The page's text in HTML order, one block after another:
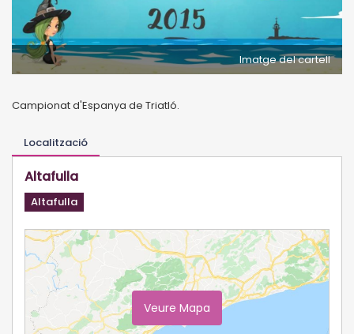
Imatge del cartell
Campionat d'Espanya de Triatló.
Localització
Altafulla
Altafulla
Veure Mapa